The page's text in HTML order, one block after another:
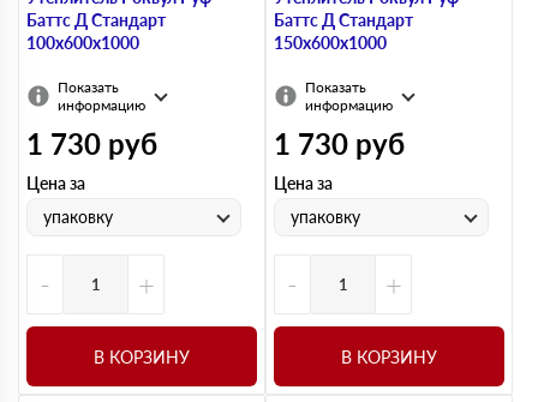
Баттс Д Стандарт
100х600х1000
Показать
информацию
1 730 руб
Цена за
упаковку
- +
В КОРЗИНУ
Баттс Д Стандарт
150х600х1000
Показать
информацию
1 730 руб
Цена за
упаковку
- +
В КОРЗИНУ